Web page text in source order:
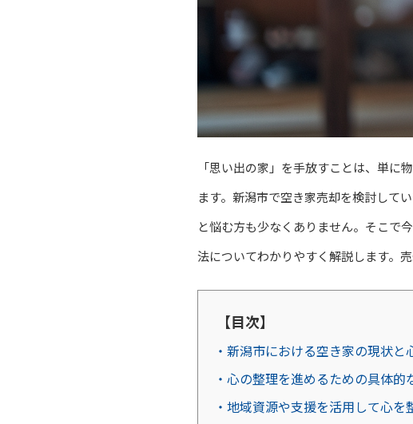
「思い出の家」を手放すことは、単
ます。新潟市で空き家売却を検討して
と悩む方も少なくありません。そこで
法についてわかりやすく解説します。
【目次】
・新潟市における空き家の現状
・心の整理を進めるための具体的
・地域資源や支援を活用して心を